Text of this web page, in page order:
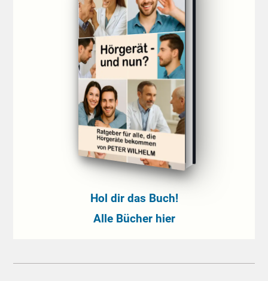
Hol dir das Buch!
Alle Bücher hier